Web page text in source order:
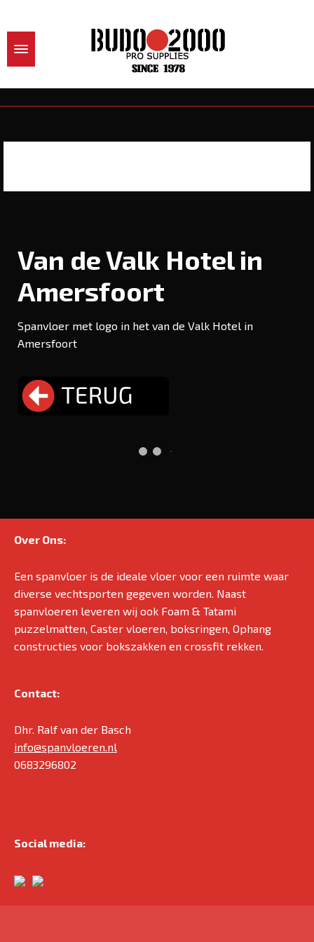
Van de Valk Hotel in
Amersfoort
Spanvloer met logo in het van de Valk Hotel in
Amersfoort
Over Ons:
Een spanvloer is de ideale vloer voor een ruimte waar
diverse vechtsporten gegeven worden. Naast
spanvloeren leveren wij ook Foam & Tatami
puzzelmatten, Caster vloeren, boksringen, Ophang
constructies voor bokszakken en crossfit rekken.
Contact:
Dhr. Ralf van der Basch
info@spanvloeren.nl
0683296802
Social media: